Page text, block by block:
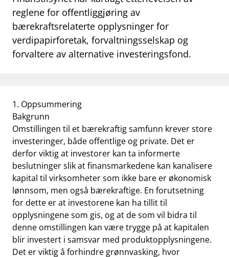
work_outlineJobb hos oss
dashboardInformasjon for investorer
notifications_noneAbonner på nyhetsvarsel
reglene for offentliggjøring av
bærekraftsrelaterte opplysninger for
verdipapirforetak, forvaltningsselskap og
forvaltere av alternative investeringsfond.
1. Oppsummering
Bakgrunn
Omstillingen til et bærekraftig samfunn krever store
investeringer, både offentlige og private. Det er
derfor viktig at investorer kan ta informerte
beslutninger slik at finansmarkedene kan kanalisere
kapital til virksomheter som ikke bare er økonomisk
lønnsom, men også bærekraftige. En forutsetning
for dette er at investorene kan ha tillit til
opplysningene som gis, og at de som vil bidra til
denne omstillingen kan være trygge på at kapitalen
blir investert i samsvar med produktopplysningene.
Det er viktig å forhindre grønnvasking, hvor